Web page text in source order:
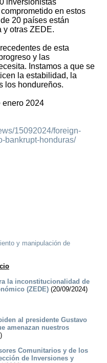
inversionistas
en estos
20 países están
y otras ZEDE.
de esta
y las
Instamos a que se
la estabilidad, la
los hondureños.
enero 2024
15092024/foreign-
bankrupt-honduras/
y manipulación de
la inconstitucionalidad de
(ZEDE) (20/09/2024)
al presidente Gustavo
amenazan nuestros
Comunitarios y de los
de Inversiones y